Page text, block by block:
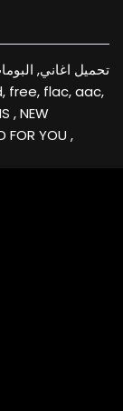
تحميل اغاني,
, NEW
FOR YOU ,